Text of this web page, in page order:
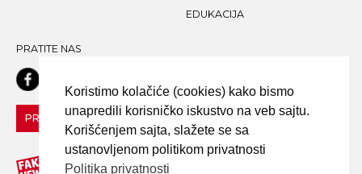
EDUKACIJA
PRATITE NAS
PRIJAVI LAŽNU VEST!
Koristimo kolačiće (cookies) kako bismo
unapredili korisničko iskustvo na veb sajtu.
Korišćenjem sajta, slažete se sa
ustanovljenom politikom privatnosti
Politika privatnosti